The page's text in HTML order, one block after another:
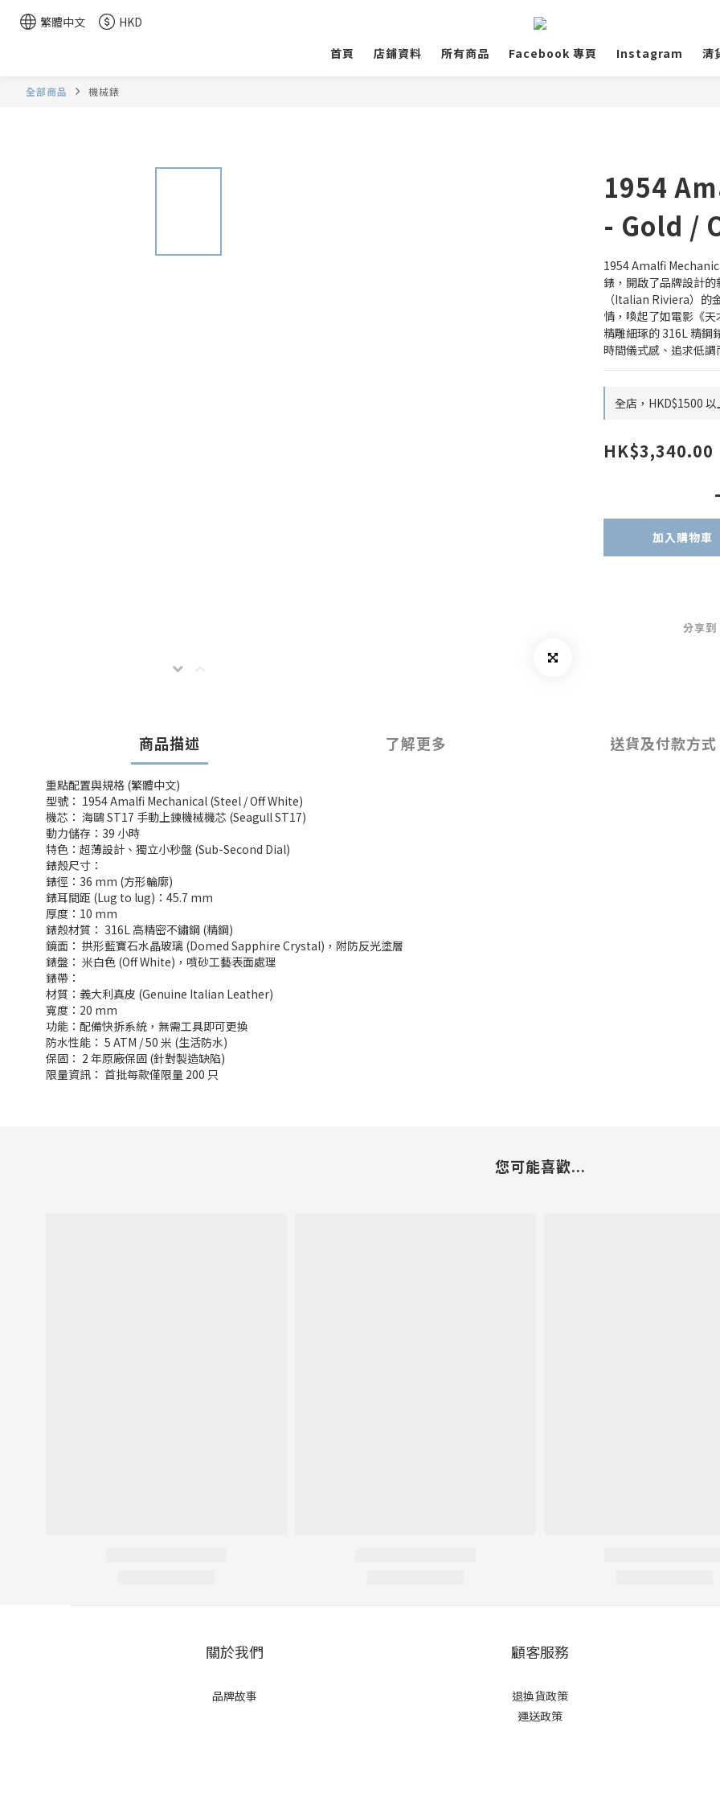
繁體中文
HKD
首頁
店鋪資料 所有商品 Facebook 專頁 Instagram 清
全部商品 機械錶
1954
- Gold /
1954 Amalfi
錶，開啟了品牌設計
（Italian Riviera）的
情，喚起了如電影《
精雕細琢的 316L 精鋼
時間儀式感、追求低
全店，HKD$1500
HK$3,340.00
加入購物車
分享到
商品描述 了解更多 送貨及付款方式
重點配置與規格 (繁體中文)
型號： 1954 Amalfi Mechanical (Steel / Off White)
機芯： 海鷗 ST17 手動上鍊機械機芯 (Seagull ST17)
動力儲存：39 小時
特色：超薄設計、獨立小秒盤 (Sub-Second Dial)
錶殼尺寸：
錶徑：36 mm (方形輪廓)
錶耳間距 (Lug to lug)：45.7 mm
厚度：10 mm
錶殼材質： 316L 高精密不鏽鋼 (精鋼)
鏡面： 拱形藍寶石水晶玻璃 (Domed Sapphire Crystal)，附防反光塗層
錶盤： 米白色 (Off White)，噴砂工藝表面處理
錶帶：
材質：義大利真皮 (Genuine Italian Leather)
寬度：20 mm
功能：配備快拆系統，無需工具即可更換
防水性能： 5 ATM / 50 米 (生活防水)
保固： 2 年原廠保固 (針對製造缺陷)
限量資訊： 首批每款僅限量 200 只
您可能喜歡...
關於我們
品牌故事
顧客服務
退換貨政策
運送政策